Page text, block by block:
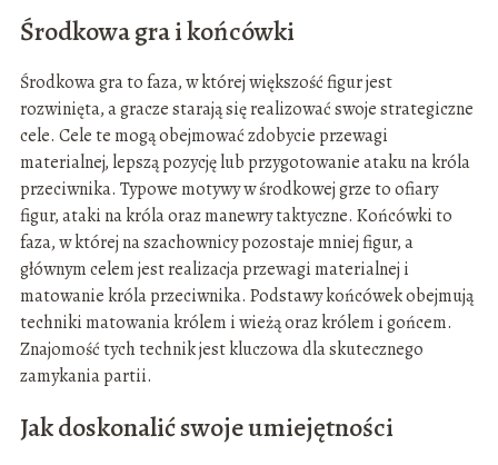
Środkowa gra i końcówki
Środkowa gra to faza, w której większość figur jest
rozwinięta, a gracze starają się realizować swoje strategiczne
cele. Cele te mogą obejmować zdobycie przewagi
materialnej, lepszą pozycję lub przygotowanie ataku na króla
przeciwnika. Typowe motywy w środkowej grze to ofiary
figur, ataki na króla oraz manewry taktyczne. Końcówki to
faza, w której na szachownicy pozostaje mniej figur, a
głównym celem jest realizacja przewagi materialnej i
matowanie króla przeciwnika. Podstawy końcówek obejmują
techniki matowania królem i wieżą oraz królem i gońcem.
Znajomość tych technik jest kluczowa dla skutecznego
zamykania partii.
Jak doskonalić swoje umiejętności